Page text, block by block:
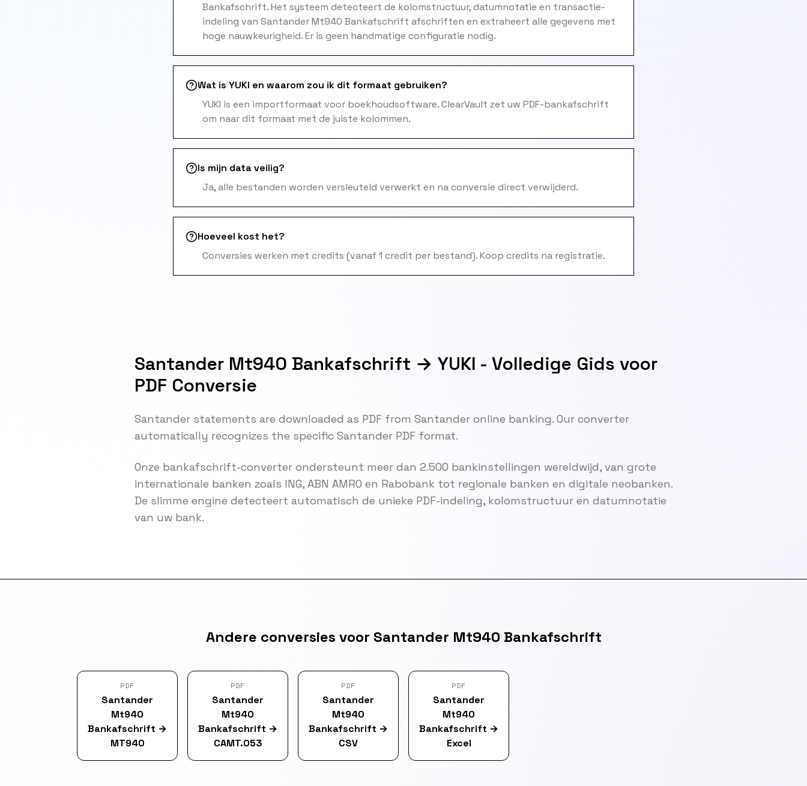
Bankafschrift. Het systeem detecteert de kolomstructuur, datumnotatie en transactie-
indeling van Santander Mt940 Bankafschrift afschriften en extraheert alle gegevens met
hoge nauwkeurigheid. Er is geen handmatige configuratie nodig.
Wat is YUKI en waarom zou ik dit formaat gebruiken?
YUKI is een importformaat voor boekhoudsoftware. ClearVault zet uw PDF-bankafschrift
om naar dit formaat met de juiste kolommen.
Is mijn data veilig?
Ja, alle bestanden worden versleuteld verwerkt en na conversie direct verwijderd.
Hoeveel kost het?
Conversies werken met credits (vanaf 1 credit per bestand). Koop credits na registratie.
Santander Mt940 Bankafschrift → YUKI - Volledige Gids voor
PDF Conversie
Santander statements are downloaded as PDF from Santander online banking. Our converter
automatically recognizes the specific Santander PDF format.
Onze bankafschrift-converter ondersteunt meer dan 2.500 bankinstellingen wereldwijd, van grote
internationale banken zoals ING, ABN AMRO en Rabobank tot regionale banken en digitale neobanken.
De slimme engine detecteert automatisch de unieke PDF-indeling, kolomstructuur en datumnotatie
van uw bank.
Andere conversies voor Santander Mt940 Bankafschrift
PDF
Santander
Mt940
Bankafschrift →
MT940
PDF
Santander
Mt940
Bankafschrift →
CAMT.053
PDF
Santander
Mt940
Bankafschrift →
CSV
PDF
Santander
Mt940
Bankafschrift →
Excel